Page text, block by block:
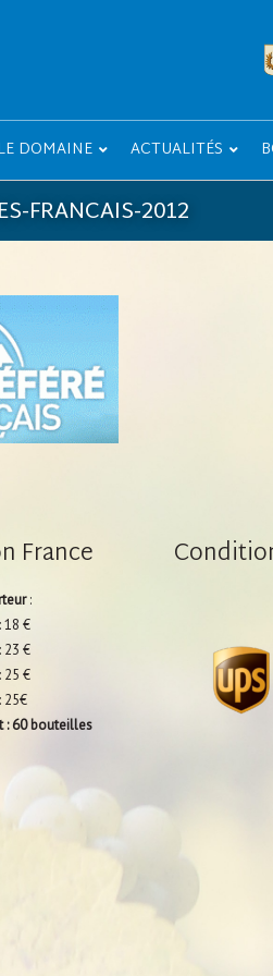
DOMAINE ACTUALITÉS
FRANCAIS-2012
France
:
18 €
23 €
: 25 €
: 25€
: 60 bouteilles